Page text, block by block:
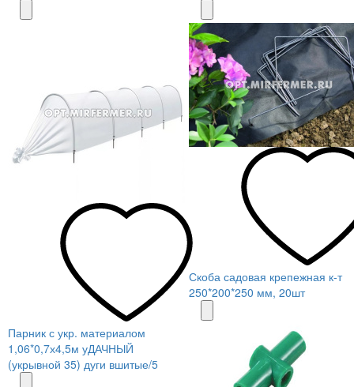
Парник с укр. материалом
1,06*0,7х4,5м уДАЧНЫЙ
(укрывной 35) дуги вшитые/5
Скоба садовая крепежная к-т
250*200*250 мм, 20шт